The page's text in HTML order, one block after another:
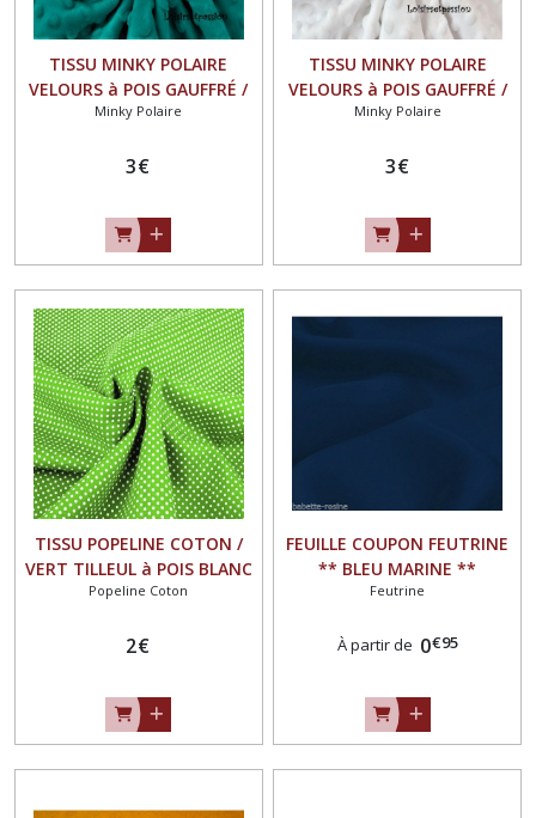
TISSU MINKY POLAIRE
VELOURS à POIS GAUFFRÉ /
VERT CANARD - OEKO-TEX
Minky Polaire
3€
TISSU MINKY POLAIRE
VELOURS à POIS GAUFFRÉ /
BLANC - OEKO-TEX
Minky Polaire
3€
TISSU POPELINE COTON /
VERT TILLEUL à POIS BLANC
- 100% COTON OEKO-TEX
Popeline Coton
2€
FEUILLE COUPON FEUTRINE
** BLEU MARINE **
épaisseur 1,5 mm
Feutrine
À partir de 0€95